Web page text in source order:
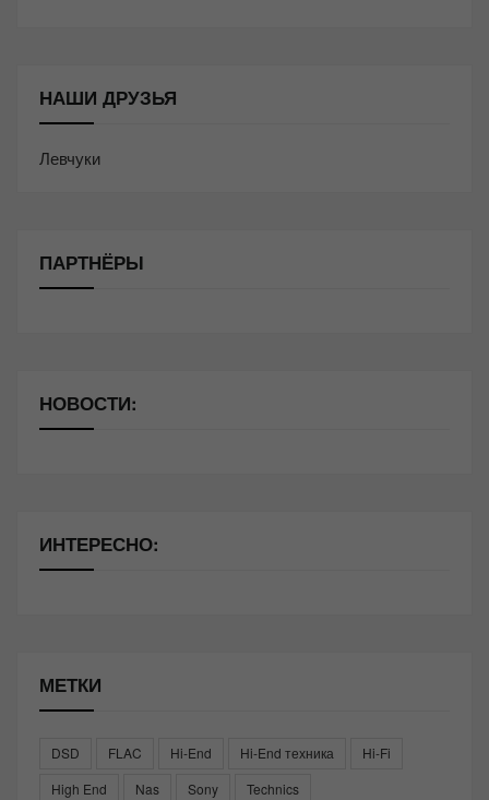
НАШИ ДРУЗЬЯ
Левчуки
ПАРТНЁРЫ
НОВОСТИ:
ИНТЕРЕСНО:
МЕТКИ
DSD FLAC Hi-End Hi-End техника
Hi-Fi
High End
Nas Sony
Technics